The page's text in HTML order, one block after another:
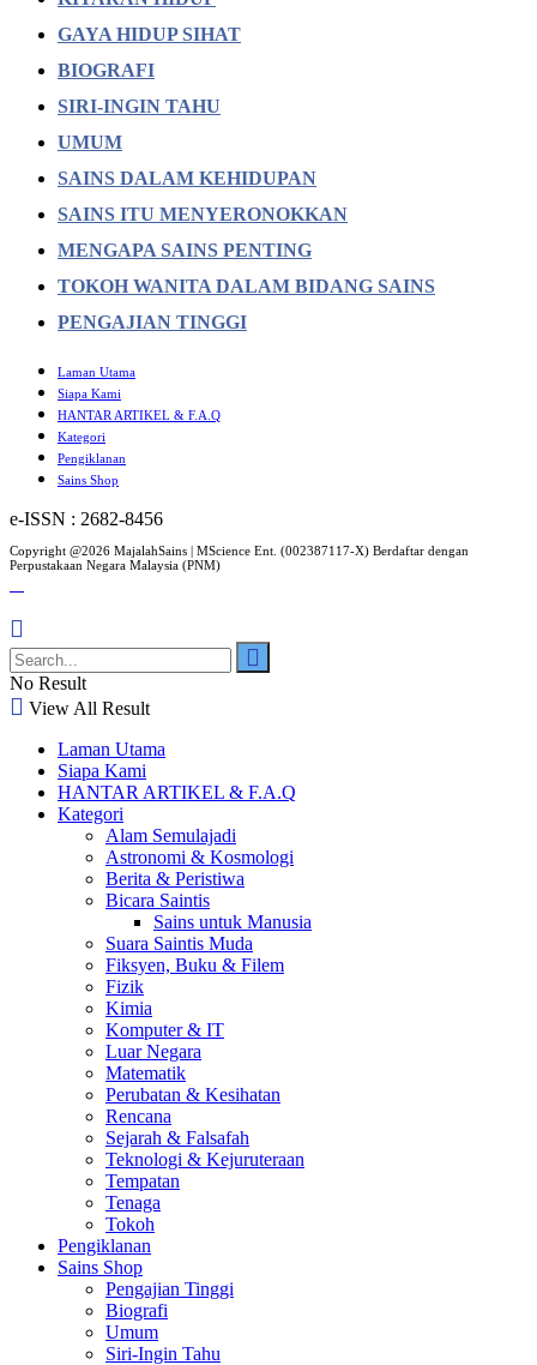
GAYA HIDUP SIHAT
BIOGRAFI
SIRI-INGIN TAHU
UMUM
SAINS DALAM KEHIDUPAN
SAINS ITU MENYERONOKKAN
MENGAPA SAINS PENTING
TOKOH WANITA DALAM BIDANG SAINS
PENGAJIAN TINGGI
Laman Utama
Siapa Kami
HANTAR ARTIKEL & F.A.Q
Kategori
Pengiklanan
Sains Shop
e-ISSN : 2682-8456
Copyright @2026 MajalahSains | MScience Ent. (002387117-X) Berdaftar dengan
Perpustakaan Negara Malaysia (PNM)
No Result
View All Result
Laman Utama
Siapa Kami
HANTAR ARTIKEL & F.A.Q
Kategori
Alam Semulajadi
Astronomi & Kosmologi
Berita & Peristiwa
Bicara Saintis
Sains untuk Manusia
Suara Saintis Muda
Fiksyen, Buku & Filem
Fizik
Kimia
Komputer & IT
Luar Negara
Matematik
Perubatan & Kesihatan
Rencana
Sejarah & Falsafah
Teknologi & Kejuruteraan
Tempatan
Tenaga
Tokoh
Pengiklanan
Sains Shop
Pengajian Tinggi
Biografi
Umum
Siri-Ingin Tahu